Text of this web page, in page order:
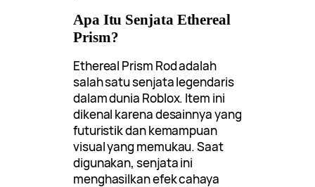
Apa Itu Senjata Ethereal
Prism?
Ethereal Prism Rod adalah
salah satu senjata legendaris
dalam dunia Roblox. Item ini
dikenal karena desainnya yang
futuristik dan kemampuan
visual yang memukau. Saat
digunakan, senjata ini
menghasilkan efek cahaya